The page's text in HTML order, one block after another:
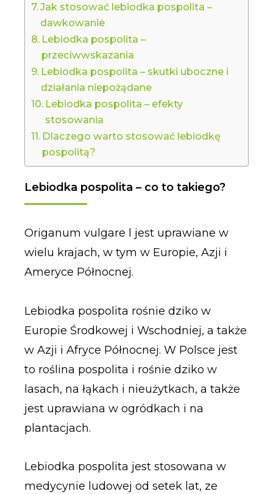
Jak stosować lebiodka pospolita –
dawkowanie
Lebiodka pospolita –
przeciwwskazania
Lebiodka pospolita – skutki uboczne i
działania niepożądane
Lebiodka pospolita – efekty
stosowania
Dlaczego warto stosować lebiodkę
pospolitą?
Lebiodka pospolita – co to takiego?
Origanum vulgare l jest uprawiane w
wielu krajach, w tym w Europie, Azji i
Ameryce Północnej.
Lebiodka pospolita rośnie dziko w
Europie Środkowej i Wschodniej, a także
w Azji i Afryce Północnej. W Polsce jest
to roślina pospolita i rośnie dziko w
lasach, na łąkach i nieużytkach, a także
jest uprawiana w ogródkach i na
plantacjach.
Lebiodka pospolita jest stosowana w
medycynie ludowej od setek lat, ze